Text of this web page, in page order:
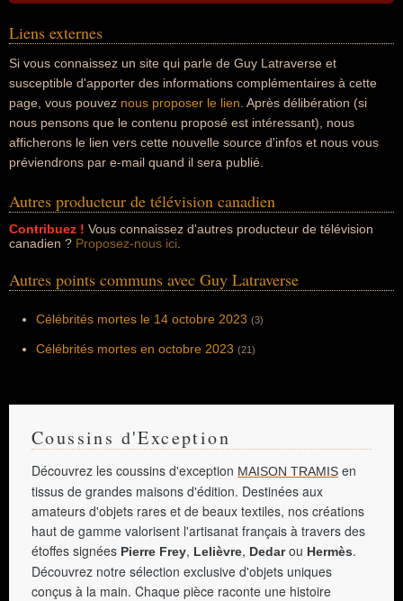
Liens externes
Si vous connaissez un site qui parle de Guy Latraverse et
susceptible d'apporter des informations complémentaires à cette
page, vous pouvez nous proposer le lien . Après délibération (si
nous pensons que le contenu proposé est intéressant), nous
afficherons le lien vers cette nouvelle source d'infos et nous vous
préviendrons par e-mail quand il sera publié.
Autres producteur de télévision canadien
Contribuez ! Vous connaissez d'autres producteur de télévision
canadien ? Proposez-nous ici
Autres points communs avec Guy Latraverse
Célébrités mortes le 14 octobre 2023 (3)
Célébrités mortes en octobre 2023 (21)
Coussins d'Exception
Découvrez les coussins d'exception MAISON TRAMIS en
tissus de grandes maisons d'édition. Destinées aux
amateurs d'objets rares et de beaux textiles, nos créations
haut de gamme valorisent l'artisanat français à travers des
étoffes signées Pierre Frey, Lelièvre, Dedarou Hermès.
Découvrez notre sélection exclusive d'objets uniques
conçus à la main. Chaque pièce raconte une histoire